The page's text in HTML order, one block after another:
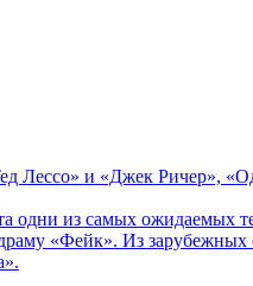
Лессо» и «Джек Ричер»,
одни из самых ожидаемых
«Фейк». Из зарубежных